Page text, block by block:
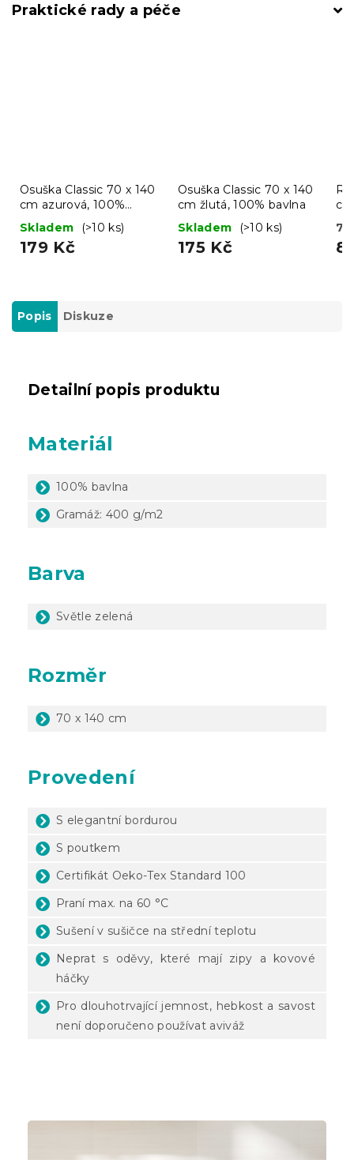
Praktické rady a péče
Osuška Classic 70 x 140
cm azurová, 100%
bavlna
Skladem (>10 ks)
179 Kč
Osuška Classic 70 x 140
cm žlutá, 100% bavlna
Skladem
(>10 ks)
175 Kč
7
Popis Diskuze
Detailní popis produktu
Materiál
100% bavlna
Gramáž: 400 g/m2
Barva
Světle zelená
Rozměr
70 x 140 cm
Provedení
S elegantní bordurou
S poutkem
Certifikát Oeko-Tex Standard 100
Praní max. na 60 °C
Sušení v sušičce na střední teplotu
Neprat s oděvy, které mají zipy a kovové
háčky
Pro dlouhotrvající jemnost, hebkost a savost
není doporučeno používat aviváž